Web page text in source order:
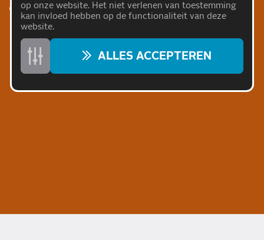
072 572 7997
op onze website. Het niet verlenen van toestemming
kan invloed hebben op de functionaliteit van deze
website.
ALLES ACCEPTEREN